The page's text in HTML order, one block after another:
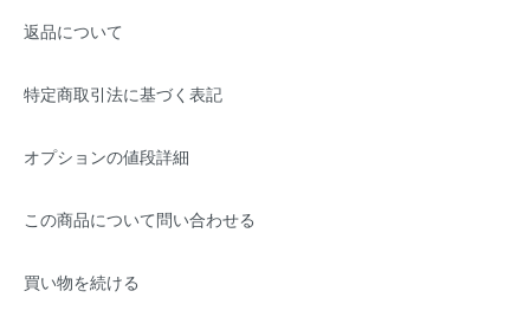
返品について
特定商取引法に基づく表記
オプションの値段詳細
この商品について問い合わせる
買い物を続ける